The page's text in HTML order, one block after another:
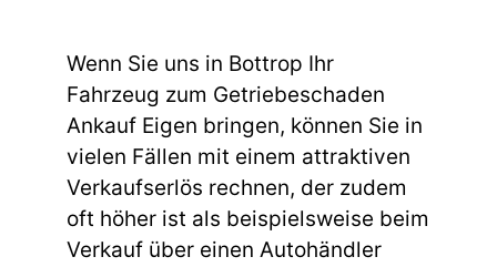
Wenn Sie uns in Bottrop Ihr
Fahrzeug zum Getriebeschaden
Ankauf Eigen bringen, können Sie in
vielen Fällen mit einem attraktiven
Verkaufserlös rechnen, der zudem
oft höher ist als beispielsweise beim
Verkauf über einen Autohändler